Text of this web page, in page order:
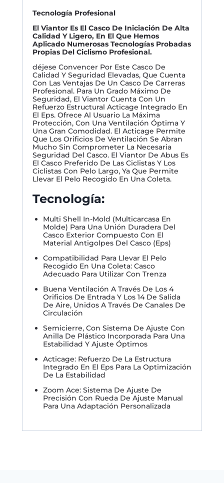
Tecnología Profesional
El Viantor Es El Casco De Iniciación De Alta
Calidad Y Ligero, En El Que Hemos
Aplicado Numerosas Tecnologías Probadas
Propias Del Ciclismo Profesional.
déjese Convencer Por Este Casco De
Calidad Y Seguridad Elevadas, Que Cuenta
Con Las Ventajas De Un Casco De Carreras
Profesional. Para Un Grado Máximo De
Seguridad, El Viantor Cuenta Con Un
Refuerzo Estructural Acticage Integrado En
El Eps. Ofrece Al Usuario La Máxima
Protección, Con Una Ventilación Óptima Y
Una Gran Comodidad. El Acticage Permite
Que Los Orificios De Ventilación Se Abran
Mucho Sin Comprometer La Necesaria
Seguridad Del Casco. El Viantor De Abus Es
El Casco Preferido De Las Ciclistas Y Los
Ciclistas Con Pelo Largo, Ya Que Permite
Llevar El Pelo Recogido En Una Coleta.
Tecnología:
Multi Shell In-Mold (Multicarcasa En
Molde) Para Una Unión Duradera Del
Casco Exterior Compuesto Con El
Material Antigolpes Del Casco (Eps)
Compatibilidad Para Llevar El Pelo
Recogido En Una Coleta: Casco
Adecuado Para Utilizar Con Trenza
Buena Ventilación A Través De Los 4
Orificios De Entrada Y Los 14 De Salida
De Aire, Unidos A Través De Canales De
Circulación
Semicierre, Con Sistema De Ajuste Con
Anilla De Plástico Incorporada Para Una
Estabilidad Y Ajuste Óptimos
Acticage: Refuerzo De La Estructura
Integrado En El Eps Para La Optimización
De La Estabilidad
Zoom Ace: Sistema De Ajuste De
Precisión Con Rueda De Ajuste Manual
Para Una Adaptación Personalizada